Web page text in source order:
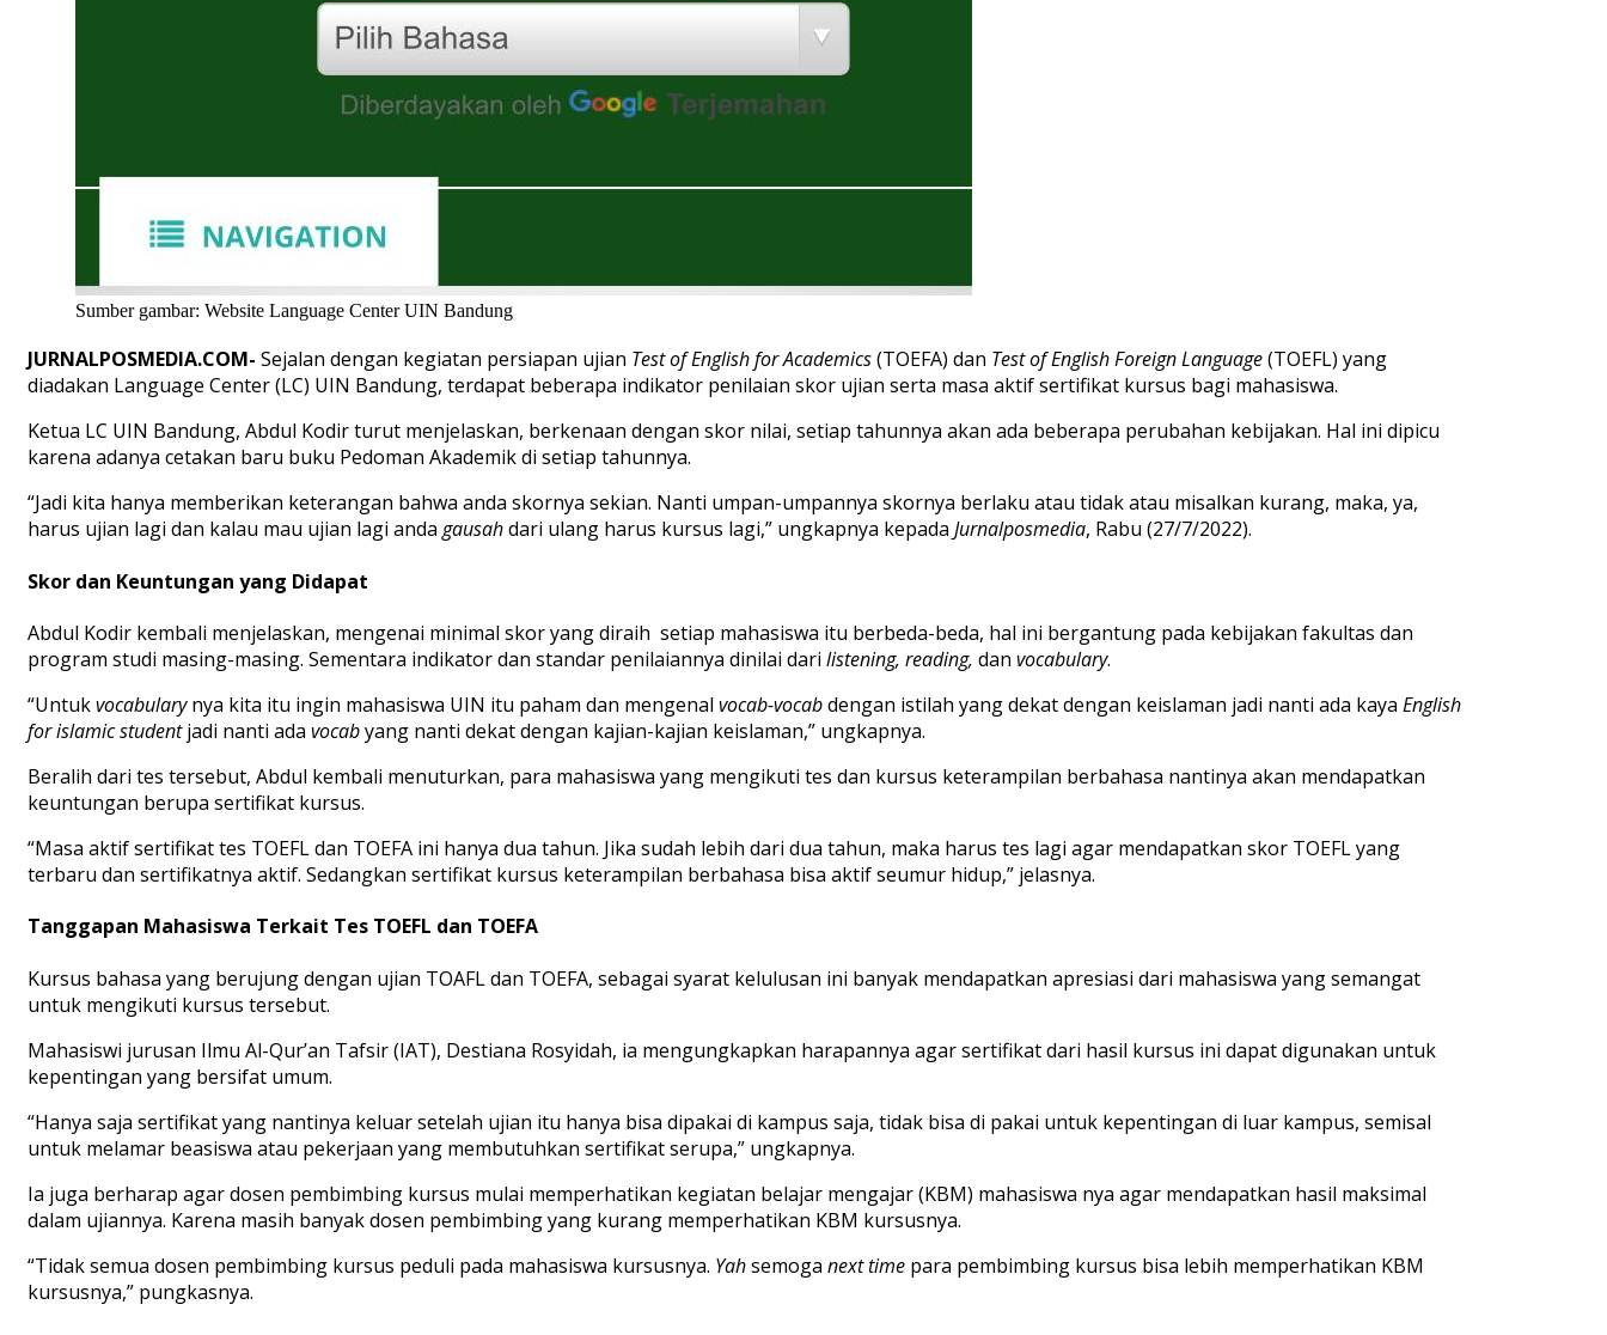
Sumber gambar: Website Language Center UIN Bandung
JURNALPOSMEDIA.COM- Sejalan dengan kegiatan persiapan ujian Test of English for Academics(TOEFA) dan Test of English Foreign Language(TOEFL) yang
diadakan Language Center (LC) UIN Bandung, terdapat beberapa indikator penilaian skor ujian serta masa aktif sertifikat kursus bagi mahasiswa.
Ketua LC UIN Bandung, Abdul Kodir turut menjelaskan, berkenaan dengan skor nilai, setiap tahunnya akan ada beberapa perubahan kebijakan. Hal ini dipicu
karena adanya cetakan baru buku Pedoman Akademik di setiap tahunnya.
“Jadi kita hanya memberikan keterangan bahwa anda skornya sekian. Nanti umpan-umpannya skornya berlaku atau tidak atau misalkan kurang, maka, ya,
harus ujian lagi dan kalau mau ujian lagi andagausahdari ulang harus kursus lagi,” ungkapnya kepada Jurnalposmedia, Rabu (27/7/2022).
Skor dan Keuntungan yang Didapat
Abdul Kodir kembali menjelaskan, mengenai minimal skor yang diraih setiap mahasiswa itu berbeda-beda, hal ini bergantung pada kebijakan fakultas dan
program studi masing-masing. Sementara indikator dan standar penilaiannya dinilai dari listening, reading, dan vocabulary.
“Untukvocabularynya kita itu ingin mahasiswa UIN itu paham dan mengenal vocab-vocabdengan istilah yang dekat dengan keislaman jadi nanti ada kaya English
for islamic studentjadi nanti ada vocabyang nanti dekat dengan kajian-kajian keislaman,” ungkapnya.
Beralih dari tes tersebut, Abdul kembali menuturkan, para mahasiswa yang mengikuti tes dan kursus keterampilan berbahasa nantinya akan mendapatkan
keuntungan berupa sertifikat kursus.
“Masa aktif sertifikat tes TOEFL dan TOEFA ini hanya dua tahun. Jika sudah lebih dari dua tahun, maka harus tes lagi agar mendapatkan skor TOEFL yang
terbaru dan sertifikatnya aktif. Sedangkan sertifikat kursus keterampilan berbahasa bisa aktif seumur hidup,” jelasnya.
Tanggapan Mahasiswa Terkait Tes TOEFL dan TOEFA
Kursus bahasa yang berujung dengan ujian TOAFL dan TOEFA, sebagai syarat kelulusan ini banyak mendapatkan apresiasi dari mahasiswa yang semangat
untuk mengikuti kursus tersebut.
Mahasiswi jurusan Ilmu Al-Qur’an Tafsir (IAT), Destiana Rosyidah, ia mengungkapkan harapannya agar sertifikat dari hasil kursus ini dapat digunakan untuk
kepentingan yang bersifat umum.
“Hanya saja sertifikat yang nantinya keluar setelah ujian itu hanya bisa dipakai di kampus saja, tidak bisa di pakai untuk kepentingan di luar kampus, semisal
untuk melamar beasiswa atau pekerjaan yang membutuhkan sertifikat serupa,” ungkapnya.
Ia juga berharap agar dosen pembimbing kursus mulai memperhatikan kegiatan belajar mengajar (KBM) mahasiswa nya agar mendapatkan hasil maksimal
dalam ujiannya. Karena masih banyak dosen pembimbing yang kurang memperhatikan KBM kursusnya.
“Tidak semua dosen pembimbing kursus peduli pada mahasiswa kursusnya. Yahsemoga next time para pembimbing kursus bisa lebih memperhatikan KBM
kursusnya,” pungkasnya.